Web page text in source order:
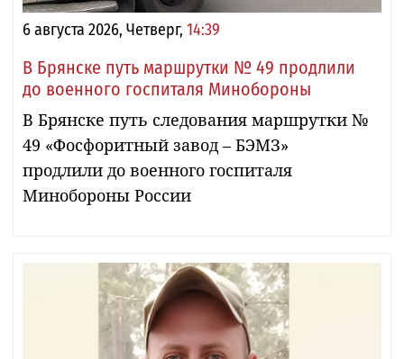
6 августа 2026, Четверг, 14:39
В Брянске путь маршрутки № 49 продлили
до военного госпиталя Минобороны
В Брянске путь следования маршрутки №
49 «Фосфоритный завод – БЭМЗ»
продлили до военного госпиталя
Минобороны России